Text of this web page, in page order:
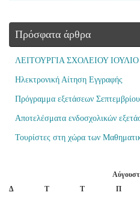
Πρόσφατα άρθρα
ΛΕΙΤΟΥΡΓΙΑ ΣΧΟΛΕΙΟΥ
Ηλεκτρονική Αίτηση Εγγραφής
Πρόγραμμα εξετάσεων
Αποτελέσματα ενδοσχολικών
Τουρίστες στη χώρα των
Δ
Τ Τ Π